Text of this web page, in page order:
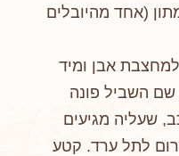
(אחד מהיובלים
אבן ומיד
שם השביל פונה
שעליה מגיעים
ק"מ לכביש 80 מדרום לתל ערד. קטע